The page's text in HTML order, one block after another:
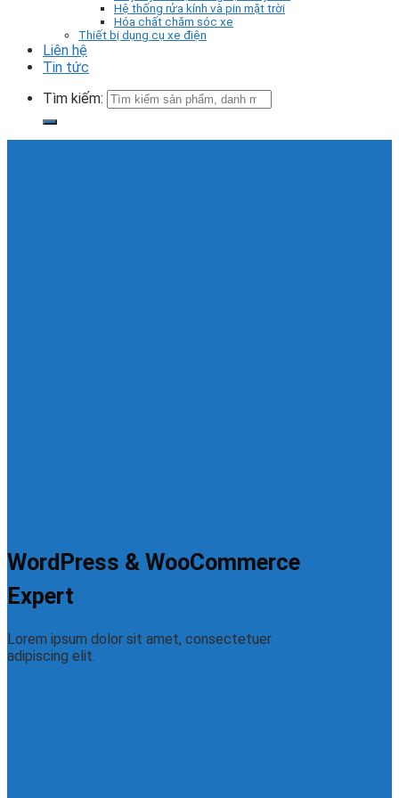
Hệ thống rửa kính và pin mặt trời
Hóa chất chăm sóc xe
Thiết bị dụng cụ xe điện
Liên hệ
Tin tức
Tìm kiếm:
WordPress & WooCommerce
Expert
Lorem ipsum dolor sit amet, consectetuer
adipiscing elit.